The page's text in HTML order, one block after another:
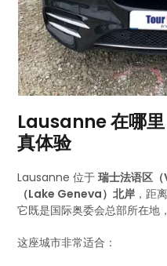
Lausanne 在哪
真体验
Lausanne 位于瑞士法语区（
（Lake Geneva）北岸 ，距
它既是国际奥委会总部所在地
这座城市非常适合：